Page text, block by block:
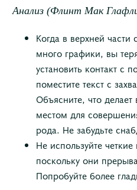
Анализ (Флинт Мак
Когда в верхней
много графики, вы
установить контакт с
поместите текст с
Объясните, что
местом для
рода. Не забудьте
Не используйте
поскольку они
Попробуйте более